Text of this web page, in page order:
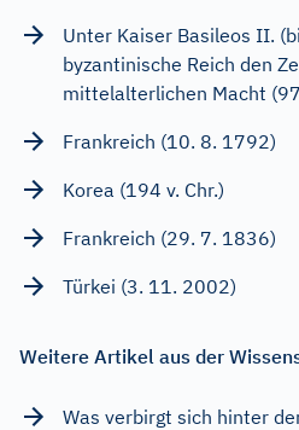
Unter Kaiser Basileos II.
byzantinische Reich den
mittelalterlichen Macht
Frankreich (10. 8. 1792)
Korea (194 v. Chr.)
Frankreich (29. 7. 1836)
Türkei (3. 11. 2002)
Weitere Artikel aus der
Was verbirgt sich hinter